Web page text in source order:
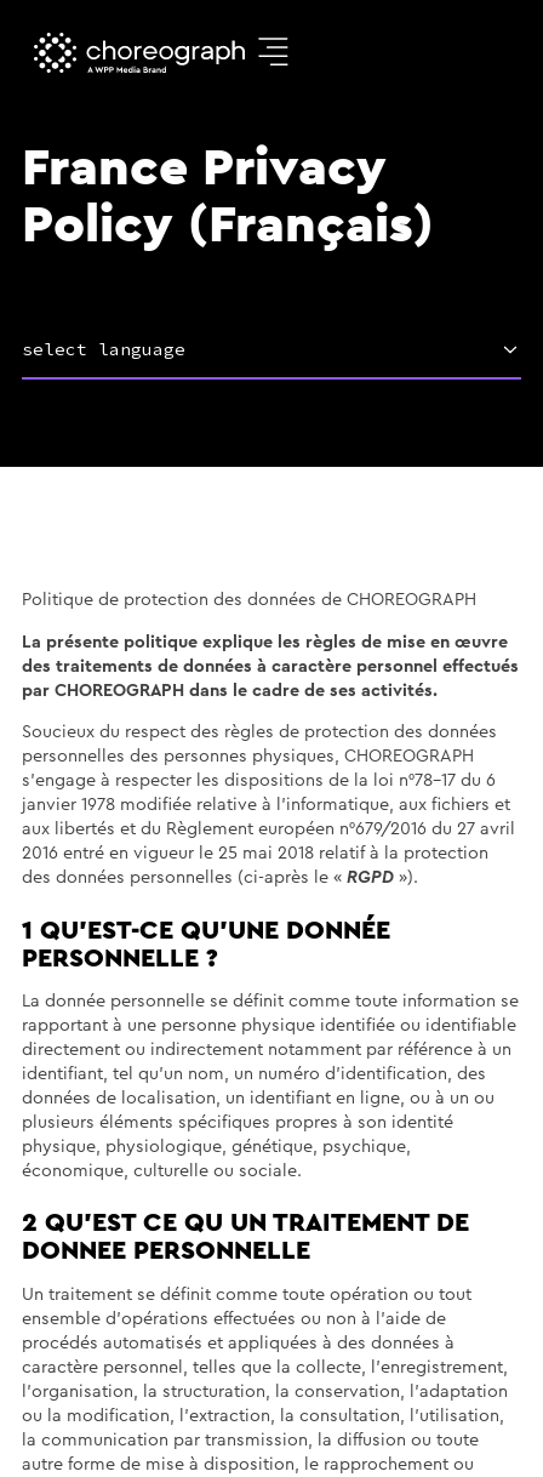
France Privacy
Policy (Français)
select language
Politique de protection des données de CHOREOGRAPH
La présente politique explique les règles de mise en œuvre
des traitements de données à caractère personnel effectués
par CHOREOGRAPH dans le cadre de ses activités.
Soucieux du respect des règles de protection des données
personnelles des personnes physiques, CHOREOGRAPH
s’engage à respecter les dispositions de la loi n°78-17 du 6
janvier 1978 modifiée relative à l’informatique, aux fichiers et
aux libertés et du Règlement européen n°679/2016 du 27 avril
2016 entré en vigueur le 25 mai 2018 relatif à la protection
des données personnelles (ci-après le « RGPD»).
1 QU’EST-CE QU'UNE DONNÉE
PERSONNELLE ?
La donnée personnelle se définit comme toute information se
rapportant à une personne physique identifiée ou identifiable
directement ou indirectement notamment par référence à un
identifiant, tel qu'un nom, un numéro d'identification, des
données de localisation, un identifiant en ligne, ou à un ou
plusieurs éléments spécifiques propres à son identité
physique, physiologique, génétique, psychique,
économique, culturelle ou sociale.
2 QU'EST CE QU UN TRAITEMENT DE
DONNEE PERSONNELLE
Un traitement se définit comme toute opération ou tout
ensemble d'opérations effectuées ou non à l'aide de
procédés automatisés et appliquées à des données à
caractère personnel, telles que la collecte, l'enregistrement,
l'organisation, la structuration, la conservation, l'adaptation
ou la modification, l'extraction, la consultation, l'utilisation,
la communication par transmission, la diffusion ou toute
autre forme de mise à disposition, le rapprochement ou